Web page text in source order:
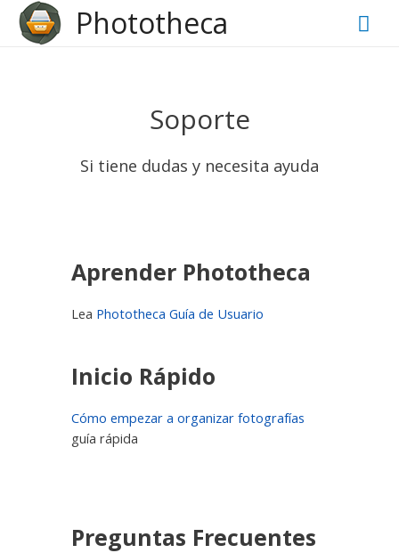
Phototheca
Soporte
Si tiene dudas y necesita ayuda
Aprender Phototheca
Lea Phototheca Guía de Usuario
Inicio Rápido
Cómo empezar a organizar fotografías
guía rápida
Preguntas Frecuentes